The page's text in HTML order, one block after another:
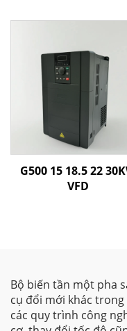
G500 15 18.5 22
VFD
Bộ biến tần một pha
cụ đổi mới khác
các quy trình công